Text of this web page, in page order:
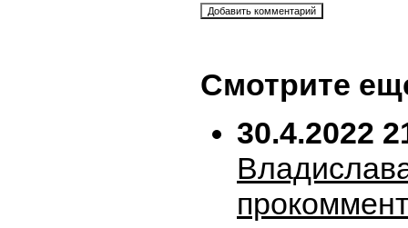
Смотрите
30.4.2022